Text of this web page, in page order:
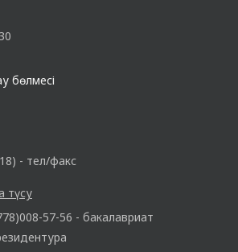
бөлмесі
- тел/факс
түсу
57-56 - бакалавриат